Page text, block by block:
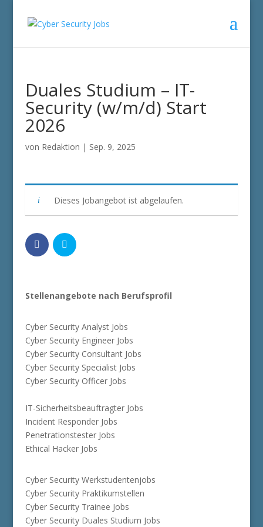
Duales Studium – IT-
Security (w/​m/​d) Start
2026
von Redaktion | Sep. 9, 2025
Dieses Jobangebot ist abgelaufen.
Stellenangebote nach Berufsprofil
Cyber Security Analyst Jobs
Cyber Security Engineer Jobs
Cyber Security Consultant Jobs
Cyber Security Specialist Jobs
Cyber Security Officer Jobs
IT-Sicherheitsbeauftragter Jobs
Incident Responder Jobs
Penetrationstester Jobs
Ethical Hacker Jobs
Cyber Security Werkstudentenjobs
Cyber Security Praktikumstellen
Cyber Security Trainee Jobs
Cyber Security Duales Studium Jobs